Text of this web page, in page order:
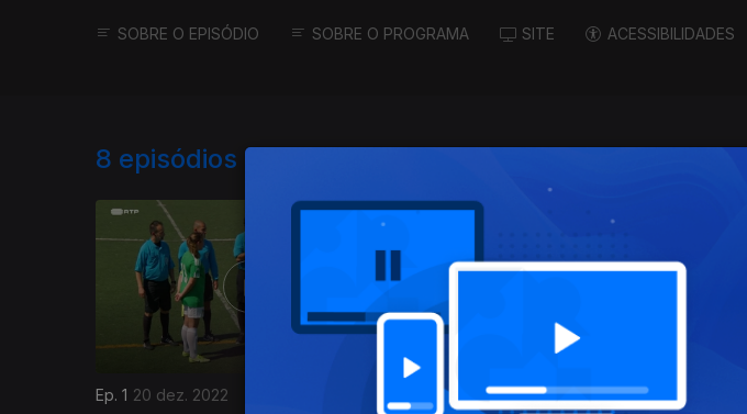
SOBRE O EPISÓDIO SOBRE O PROGRAMA SITE ACESSIBILIDADES
8 episódios disponíveis
Ep. 1 20 dez. 2022 Ep. 2 20 dez. 2022